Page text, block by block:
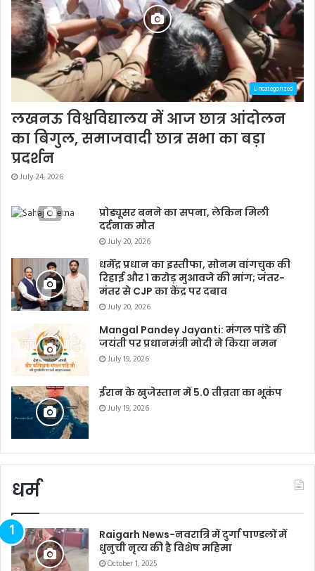
Uncategorized
लखनऊ विश्वविद्यालय में आज छात्र आंदोलन
का बिगुल, समाजवादी छात्र सभा का बड़ा
प्रदर्शन
July 24, 2026
प्रोड्यूसर बनने का सपना, लेकिन मिली
दर्दनाक मौत
July 20, 2026
धर्मेंद्र प्रधान का इस्तीफा, सोनम वांगचुक की
रिहाई और 1 करोड़ मुआवजे की मांग; जंतर-
मंतर से CJP का केंद्र पर दबाव
July 20, 2026
Mangal Pandey Jayanti: मंगल पांडे की
जयंती पर प्रधानमंत्री मोदी ने किया नमन
July 19, 2026
ईरान के खुजेस्तान में 5.0 तीव्रता का भूकंप
July 19, 2026
धर्म
Raigarh News-नवरात्रि में दुर्गा पाण्डलों में
धुनुची नृत्य की है विशेष महिमा
October 1, 2025